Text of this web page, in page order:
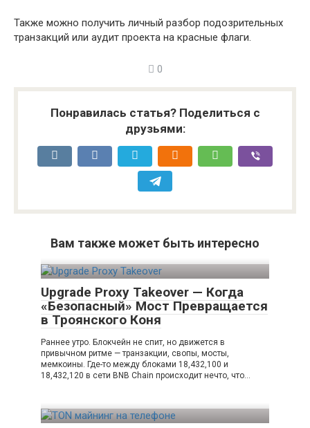
Также можно получить личный разбор подозрительных
транзакций или аудит проекта на красные флаги.
0
Понравилась статья? Поделиться с
друзьями:
Вам также может быть интересно
Upgrade Proxy Takeover — Когда
«Безопасный» Мост Превращается
в Троянского Коня
Раннее утро. Блокчейн не спит, но движется в
привычном ритме — транзакции, свопы, мосты,
мемкоины. Где-то между блоками 18,432,100 и
18,432,120 в сети BNB Chain происходит нечто, что…